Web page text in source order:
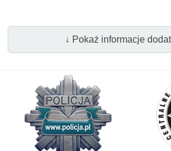
↓ Pokaż informacje